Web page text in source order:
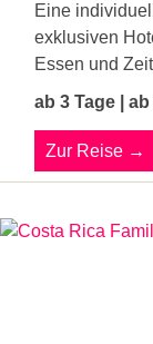
Eine
exklusiven
Essen und
ab 3 Tage |
Zur Reise →